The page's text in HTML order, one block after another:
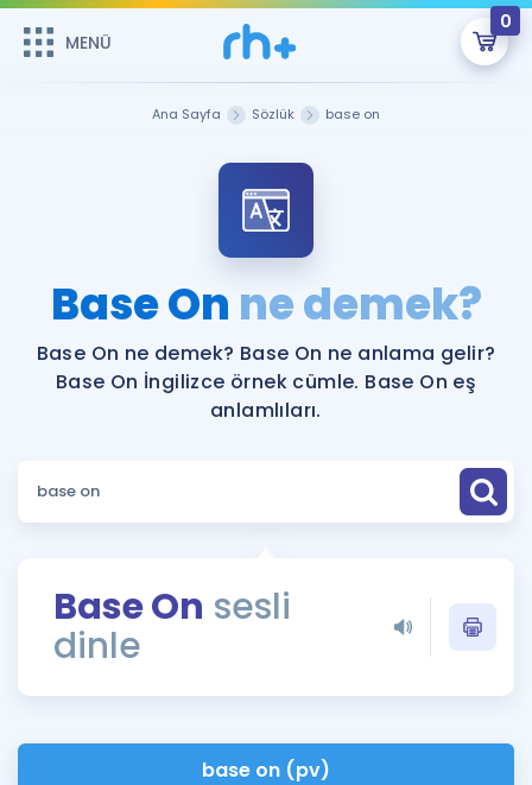
MENÜ
0
ÜYE DEĞİLİM
Sepetin Şu An Boş.
Remzi Hoca ile seni sınava hazırlayacak onlarca eğitim seni
bekliyor!
MENÜ
Faydalı Araçlar
Sözlük
Rehberlik Aracı
ÖSYM Sınav Takvimi
Hakkımızda
Ana Sayfa Sözlük base on
Base On ne demek?
Base On ne demek? Base On ne anlama gelir?
Base On İngilizce örnek cümle. Base On eş
anlamlıları.
Base On sesli
dinle
base on (pv)